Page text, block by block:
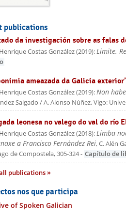
publications
da investigación sobre as falas
Costas González(2019): Limite.
ameazada da Galicia
Costas González(2019):Non
Salgado / A. Alonso Núñez, Vigo:
leonesa no valego do val do río
Costas González(2018): Limba
a Francisco Fernández Rei, C. Alén
de Compostela, 305-324- Capítulo de
publications
nos que participa
of Spoken Galician